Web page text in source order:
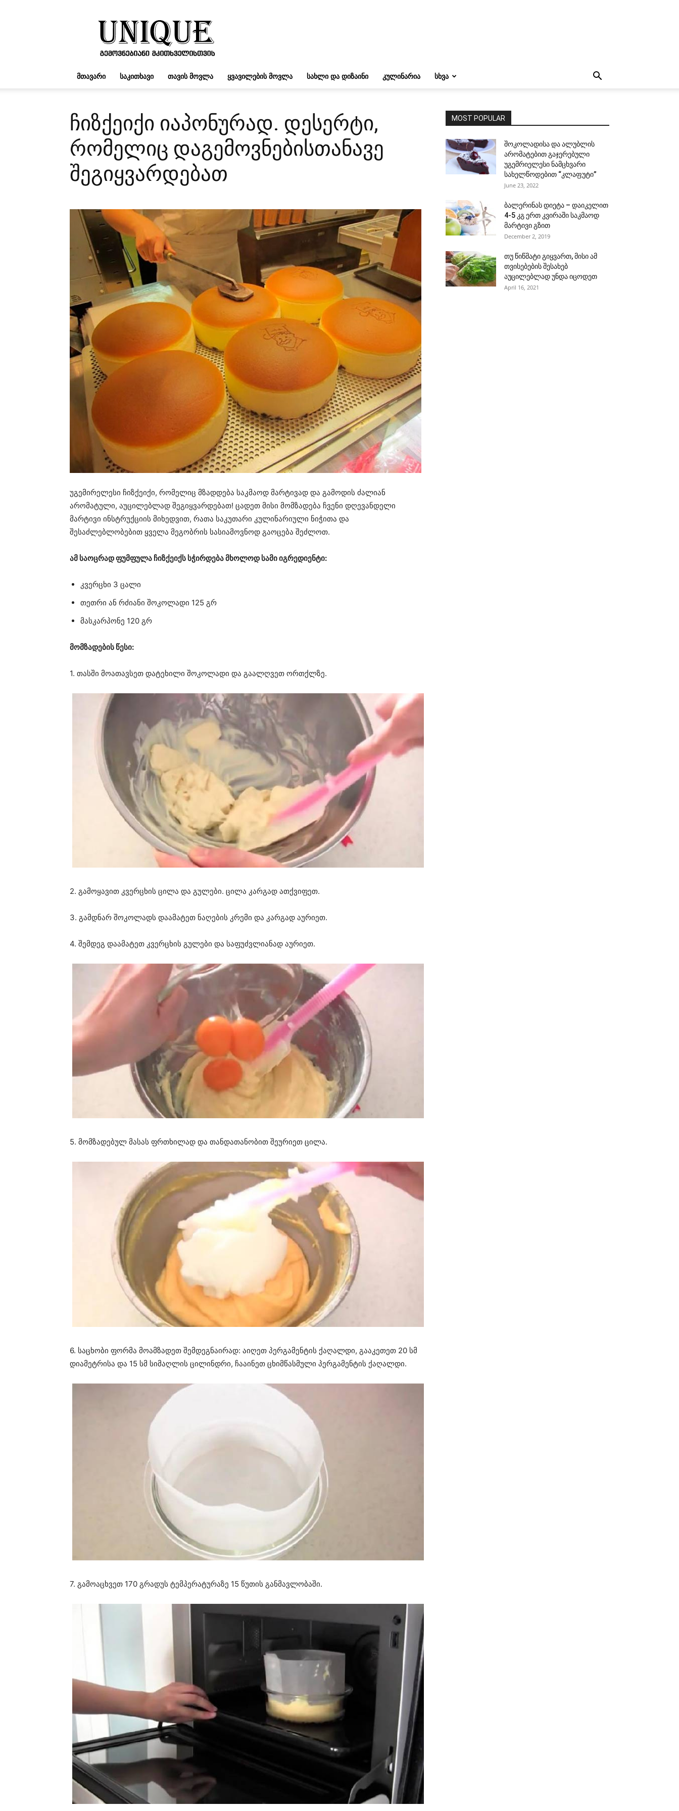
UNIQUE.GE
ᲛᲗᲐᲕᲐᲠᲘ ᲡᲐᲙᲘᲗᲮᲐᲕᲘ ᲗᲐᲕᲘᲡ ᲛᲝᲕᲚᲐ ᲧᲕᲐᲕᲘᲚᲔᲑᲘᲡ ᲛᲝᲕᲚᲐ ᲡᲐᲮᲚᲘ ᲓᲐ ᲓᲘᲖᲐᲘᲜᲘ ᲙᲣᲚᲘᲜᲐᲠᲘᲐ ᲡᲮᲕᲐ
ჩიზქეიქი იაპონურად. დესერტი,
რომელიც დაგემოვნებისთანავე
შეგიყვარდებათ
უგემირელესი ჩიზქეიქი, რომელიც მზადდება საკმაოდ მარტივად და გამოდის ძალიან
არომატული, აუცილებლად შეგიყვარდებათ! ცადეთ მისი მომზადება ჩვენი დღევანდელი
მარტივი ინსტრუქციის მიხედვით, რათა საკუთარი კულინარიული ნიჭითა და
შესაძლებლობებით ყველა მეგობრის სასიამოვნოდ გაოცება შეძლოთ.
ამ საოცრად ფუმფულა ჩიზქეიქს სჭირდება მხოლოდ სამი იგრედიენტი:
კვერცხი 3 ცალი
თეთრი ან რძიანი შოკოლადი 125 გრ
მასკარპონე 120 გრ
მომზადების წესი:
1. თასში მოათავსეთ დატეხილი შოკოლადი და გაალღვეთ ორთქლზე.
2. გამოყავით კვერცხის ცილა და გულები. ცილა კარგად ათქვიფეთ.
3. გამდნარ შოკოლადს დაამატეთ ნაღების კრემი და კარგად აურიეთ.
4. შემდეგ დაამატეთ კვერცხის გულები და საფუძვლიანად აურიეთ.
5. მომზადებულ მასას ფრთხილად და თანდათანობით შეურიეთ ცილა.
6. საცხობი ფორმა მოამზადეთ შემდეგნაირად: აიღეთ პერგამენტის ქაღალდი, გააკეთეთ 20 სმ
დიამეტრისა და 15 სმ სიმაღლის ცილინდრი, ჩააინეთ ცხიმწასმული პერგამენტის ქაღალდი.
7. გამოაცხვეთ 170 გრადუს ტემპერატურაზე 15 წუთის განმავლობაში.
MOST POPULAR
შოკოლადისა და ალუბლის
არომატებით გაჯერებული
უგემრიელესი ნამცხვარი
სახელწოდებით “კლაფუტი”
June 23, 2022
ბალერინას დიეტა – დაიკელით
4-5 კგ ერთ კვირაში საკმაოდ
მარტივი გზით
December 2, 2019
თუ წიწმატი გიყვართ, მისი ამ
თვისებების შესახებ
აუცილებლად უნდა იცოდეთ
April 16, 2021